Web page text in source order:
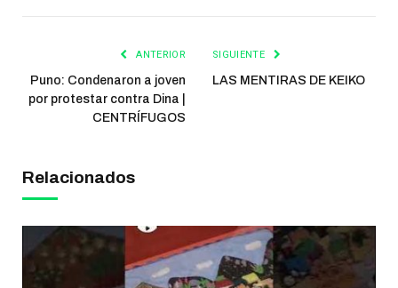
ANTERIOR
Puno: Condenaron a joven
por protestar contra Dina |
CENTRÍFUGOS
SIGUIENTE
LAS MENTIRAS DE KEIKO
Relacionados